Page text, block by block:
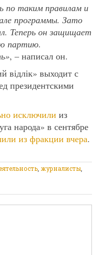
по таким правилам и
программы. Зато
Теперь он защищает
партию.
, – написал он.
відлік» выходит с
президентскими
исключили из
народа» в сентябре
из фракции вчера.
журналисты